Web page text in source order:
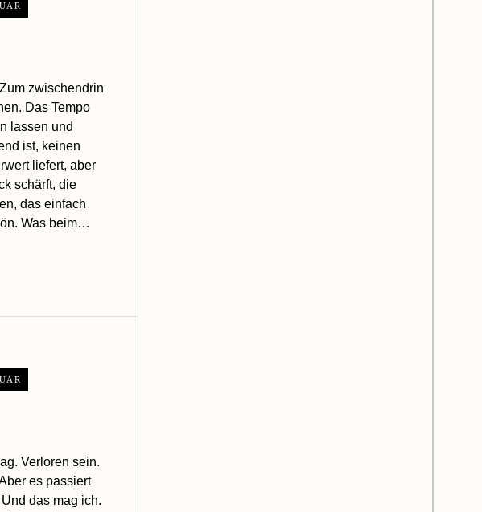
zwischendrin
Das Tempo
lassen und
ist, keinen
liefert, aber
schärft, die
das einfach
Was beim…
Verloren sein.
es passiert
das mag ich.